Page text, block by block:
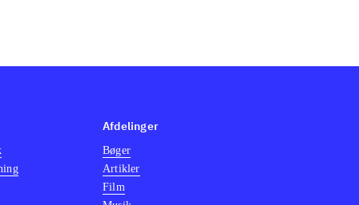
Afdelinger
Bøger
Artikler
Film